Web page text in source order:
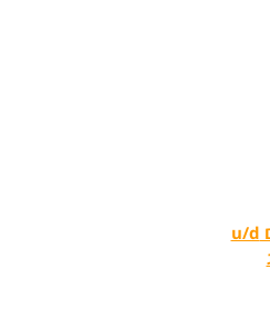
מזון רפואי לכלבים u/d